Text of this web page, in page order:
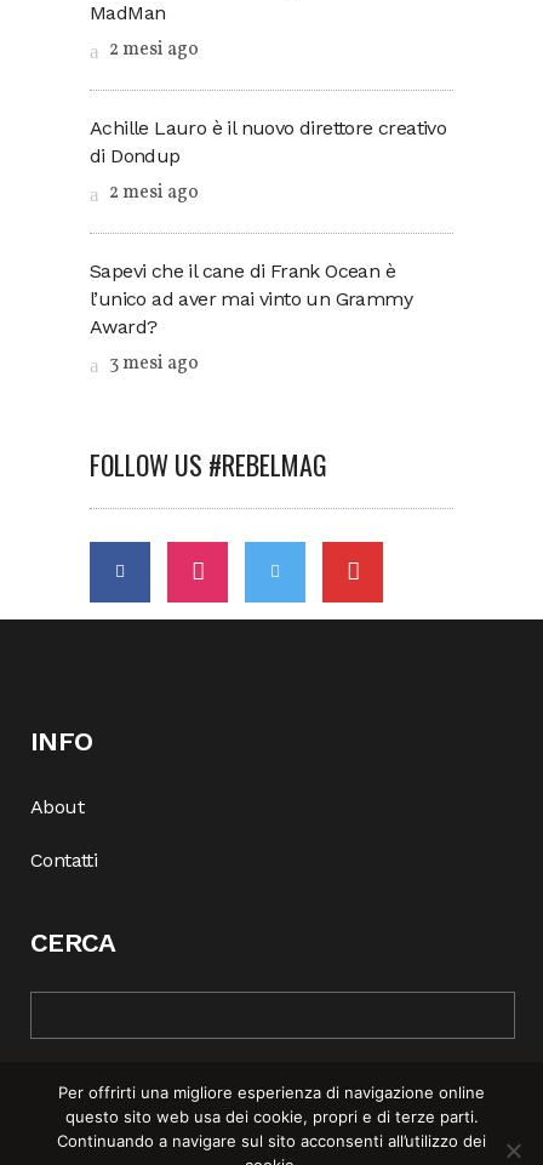
MadMan
2 mesi ago
Achille Lauro è il nuovo direttore creativo
di Dondup
2 mesi ago
Sapevi che il cane di Frank Ocean è
l’unico ad aver mai vinto un Grammy
Award?
3 mesi ago
FOLLOW US #REBELMAG
INFO
About
Contatti
CERCA
Per offrirti una migliore esperienza di navigazione online
questo sito web usa dei cookie, propri e di terze parti.
Continuando a navigare sul sito acconsenti all’utilizzo dei